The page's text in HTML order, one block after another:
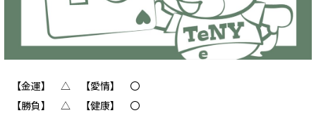
【金運】 △ 【愛情】 〇
【勝負】 △ 【健康】 ‪〇